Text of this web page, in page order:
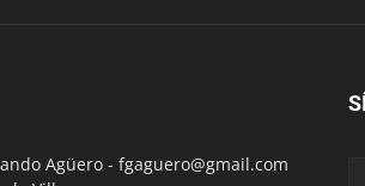
Agüero - fgaguero@gmail.com